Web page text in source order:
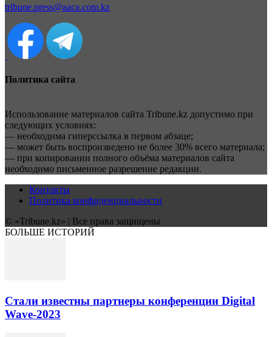
tribune.press@aaca.com.kz
Политика сайта
Использование материалов сайта Tribune.kz допустимо при
следующих условиях:
— необходима гиперссылка в первом абзаце;
— может быть воспроизведено не более 30% всего материала;
— при копировании полного объёма материалов сайта
необходимо письменное разрешение редакции.
Контакты
Политика конфиденциальности
© «Tribune.kz» | Все права защищены
БОЛЬШЕ ИСТОРИЙ
Стали известны партнеры конференции Digital
Wave-2023